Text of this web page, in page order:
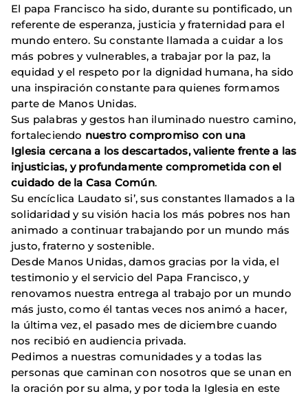
El papa Francisco ha sido, durante su pontificado, un
referente de esperanza, justicia y fraternidad para el
mundo entero. Su constante llamada a cuidar a los
más pobres y vulnerables, a trabajar por la paz, la
equidad y el respeto por la dignidad humana, ha sido
una inspiración constante para quienes formamos
parte de Manos Unidas.
Sus palabras y gestos han iluminado nuestro camino,
fortaleciendo nuestro compromiso con una
Iglesia cercana a los descartados, valiente frente a las
injusticias, y profundamente comprometida con el
cuidado de la Casa Común.
Su encíclica Laudato si’, sus constantes llamados a la
solidaridad y su visión hacia los más pobres nos han
animado a continuar trabajando por un mundo más
justo, fraterno y sostenible.
Desde Manos Unidas, damos gracias por la vida, el
testimonio y el servicio del Papa Francisco, y
renovamos nuestra entrega al trabajo por un mundo
más justo, como él tantas veces nos animó a hacer,
la última vez, el pasado mes de diciembre cuando
nos recibió en audiencia privada.
Pedimos a nuestras comunidades y a todas las
personas que caminan con nosotros que se unan en
la oración por su alma, y por toda la Iglesia en este